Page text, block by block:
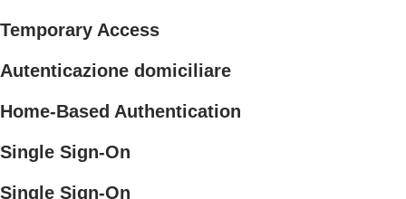
Temporary Access
Autenticazione domiciliare
Home-Based Authentication
Single Sign-On
Single Sign-On